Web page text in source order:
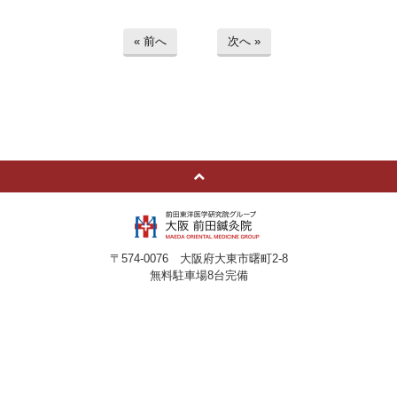
« 前へ 次へ »
〒574-0076 大阪府大東市曙町2-8
無料駐車場8台完備